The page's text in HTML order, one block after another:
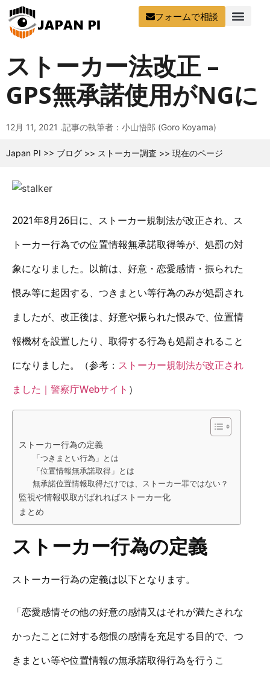
フォームで相談
ストーカー法改正 –
GPS無承諾使用がNGに
12月 11, 2021 .記事の執筆者：小山悟郎 (Goro Koyama)
Japan PI >> ブログ >> ストーカー調査 >> 現在のページ
2021年8月26日に、ストーカー規制法が改正され、ス
トーカー行為での位置情報無承諾取得等が、処罰の対
象になりました。以前は、好意・恋愛感情・振られた
恨み等に起因する、つきまとい等行為のみが処罰され
ましたが、改正後は、好意や振られた恨みで、位置情
報機材を設置したり、取得する行為も処罰されること
になりました。（参考： ストーカー規制法が改正され
ました｜警察庁Webサイト ）
ストーカー行為の定義
「つきまとい行為」とは
「位置情報無承諾取得」とは
無承諾位置情報取得だけでは、ストーカー罪ではない？
監視や情報収取がばれればストーカー化
まとめ
ストーカー行為の定義
ストーカー行為の定義は以下となります。
「恋愛感情その他の好意の感情又はそれが満たされな
かったことに対する怨恨の感情を充足する目的で、つ
きまとい等や位置情報の無承諾取得行為を行うこ